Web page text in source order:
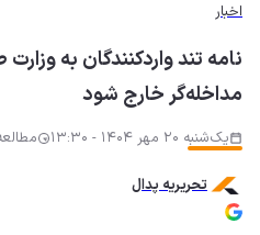
اخبار
نامه تند واردکنندگان به
مداخله‌گر خارج شود
یک‌شنبه 20 مهر 1404 - 13:30
تحریریه پدال